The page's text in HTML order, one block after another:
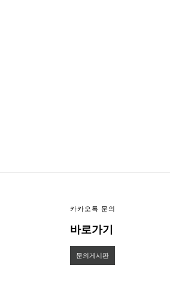
카카오톡 문의
바로가기
문의게시판